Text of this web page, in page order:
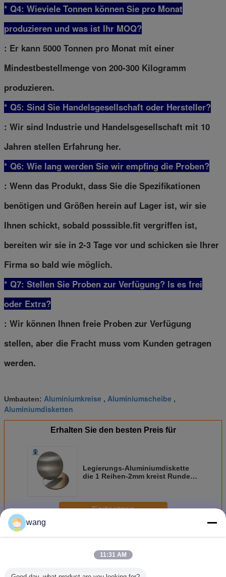
* Q4: Wieviele Tonnen können Sie pro Monat
produzieren und was ist Ihr MOQ?
: Er kann 5000 Tonnen pro Monat mit einer
Mindestbestellmenge von 200-300 Kilogramm
produzieren.
* Q5: Sind Sie Handelsgesellschaft oder Hersteller?
: Wir sind Industrie und Handelsgesellschaft mit 10
Jahren stellen Erfahrung her.
* Q6: Wie lang werden Sie wir empfing die Proben?
: Wenn das Produkt, dass Sie die Spezifikationen
benötigen und Größen herein auf Lager ist, wir sie
Ihnen schickt, sobald posssible.fit vergriffen ist,
bereiten wir sie in 2-3 Tage vor und schicken sie Ihrer
Firma so bald wie möglich.
* Q7: Stellen Sie Proben zur Verfügung? ls es frei
oder Extra?
: Wir können Ihnen freie Proben zur Verfügung
stellen, aber die Fracht muss vom Kunden getragen
werden.
Umbauten: Aluminiumkreise , Aluminiumscheibe ,
Aluminiumdisketten
Erhalten Sie den besten Preis für
Legierungs-Aluminiumdiskette
die 1 Reihen-2mm kreist Runde
Fortsetzen
MehrAluminiumdiskettenkreise
wang
11:31 AM